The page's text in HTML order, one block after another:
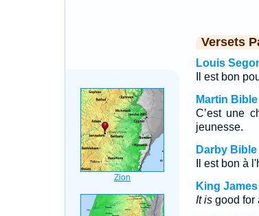
Versets
Louis
Il est bon
Martin Bible
C’est une
jeunesse.
Darby Bible
Il est bon à
King
It isgood for